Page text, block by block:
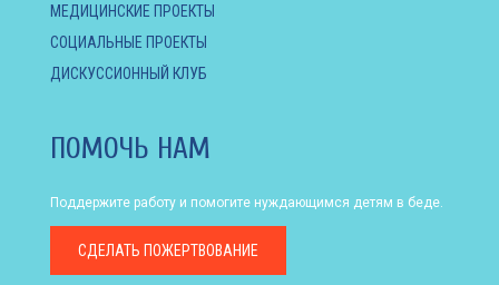
МЕДИЦИНСКИЕ ПРОЕКТЫ
СОЦИАЛЬНЫЕ ПРОЕКТЫ
ДИСКУССИОННЫЙ КЛУБ
ПОМОЧЬ НАМ
Поддержите работу и помогите нуждающимся детям в беде.
СДЕЛАТЬ ПОЖЕРТВОВАНИЕ